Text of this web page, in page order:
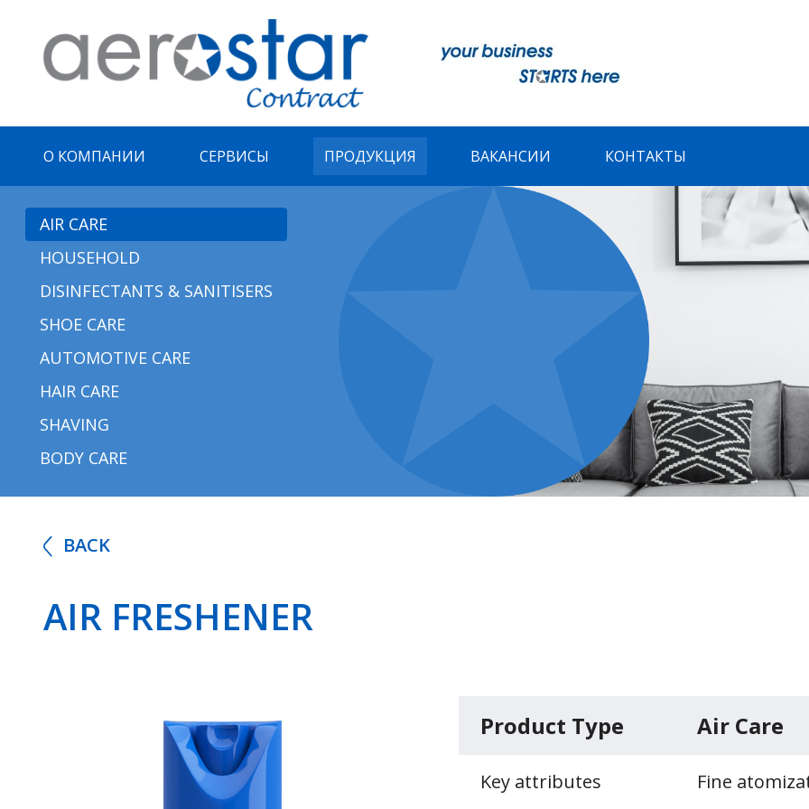
О КОМПАНИИ СЕРВИСЫ ПРОДУКЦИЯ ВАКАНСИИ КОНТАКТЫ
AIR СARE
HOUSEHOLD
DISINFECTANTS & SANITISERS
SHOE CARE
AUTOMOTIVE CARE
HAIR СARE
SHAVING
BODY CARE
BACK
AIR FRESHENER
Product Type Air Сare
Key attributes Fine